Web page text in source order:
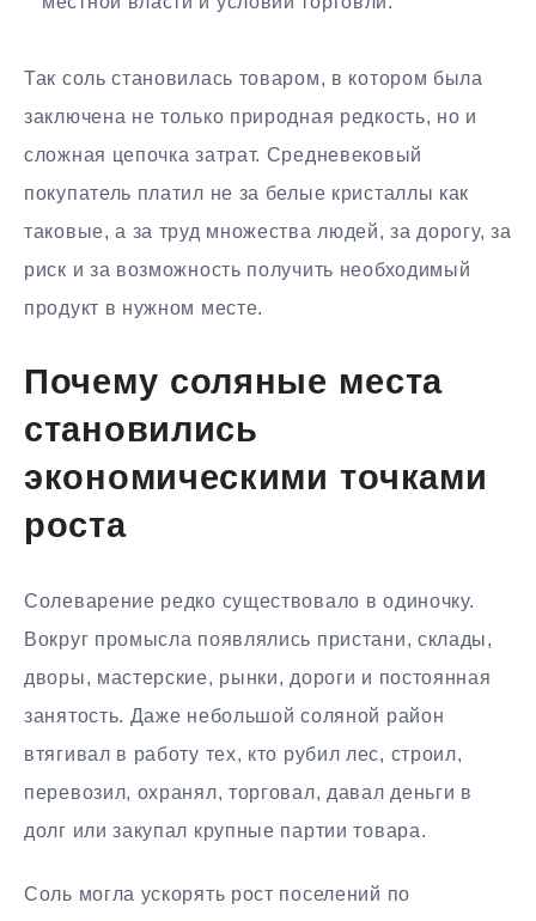
Так соль становилась товаром, в котором была
заключена не только природная редкость, но и
сложная цепочка затрат. Средневековый
покупатель платил не за белые кристаллы как
таковые, а за труд множества людей, за дорогу, за
риск и за возможность получить необходимый
продукт в нужном месте.
Почему соляные места
становились
экономическими точками
роста
Солеварение редко существовало в одиночку.
Вокруг промысла появлялись пристани, склады,
дворы, мастерские, рынки, дороги и постоянная
занятость. Даже небольшой соляной район
втягивал в работу тех, кто рубил лес, строил,
перевозил, охранял, торговал, давал деньги в
долг или закупал крупные партии товара.
Соль могла ускорять рост поселений по